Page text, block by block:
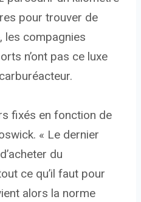
pour trouver de
les compagnies
n’ont pas ce luxe
fixés en fonction de
« Le dernier
du
ce qu’il faut pour
alors la norme